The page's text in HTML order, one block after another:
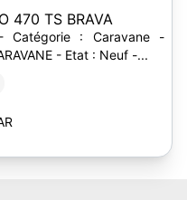
470 TS BRAVA
Catégorie : Caravane -
- Etat : Neuf -...